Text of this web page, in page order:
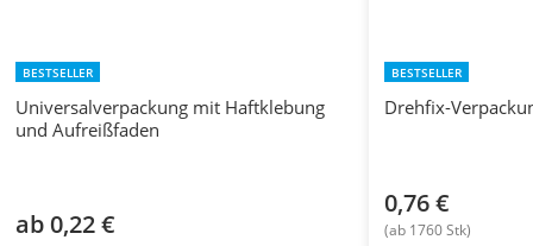
BESTSELLER
Universalverpackung mit Haftklebung
und Aufreißfaden
ab 0,22 €
BESTSELLER
Drehfix-
0,76 €
(ab 1760 Stk)